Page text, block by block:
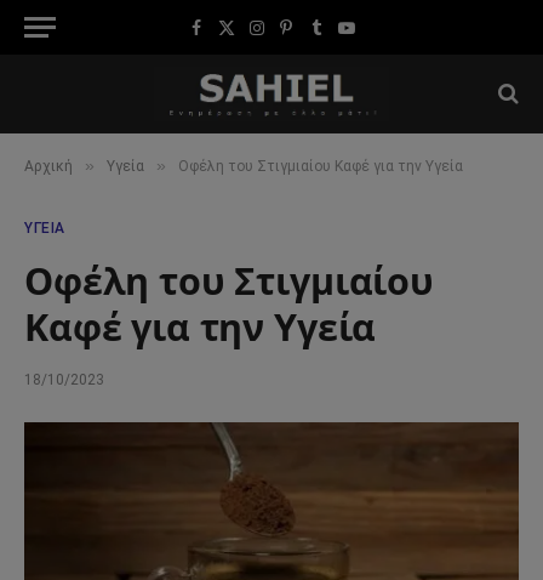
Facebook
X
Instagram
Pinterest
TumblrYouTube
Αρχική » Υγεία » Οφέλη του Στιγμιαίου Καφέ για την Υγεία
ΥΓΕΊΑ
Οφέλη του Στιγμιαίου
Καφέ για την Υγεία
18/10/2023